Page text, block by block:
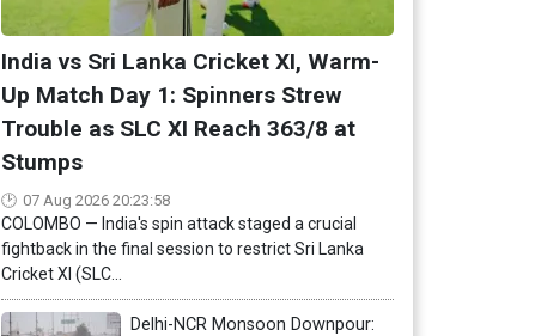
India vs Sri Lanka Cricket XI, Warm-
Up Match Day 1: Spinners Strew
Trouble as SLC XI Reach 363/8 at
Stumps
07 Aug 2026 20:23:58
COLOMBO — India's spin attack staged a crucial
fightback in the final session to restrict Sri Lanka
Cricket XI (SLC...
Delhi-NCR Monsoon Downpour: